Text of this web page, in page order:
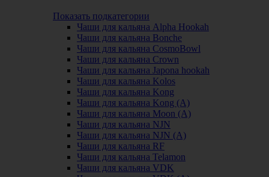
Показать подкатегории
Чаши для кальяна Alpha Hookah
Чаши для кальяна Bonche
Чаши для кальяна CosmoBowl
Чаши для кальяна Crown
Чаши для кальяна Japona hookah
Чаши для кальяна Kolos
Чаши для кальяна Kong
Чаши для кальяна Kong (A)
Чаши для кальяна Moon (А)
Чаши для кальяна NJN
Чаши для кальяна NJN (А)
Чаши для кальяна RF
Чаши для кальяна Telamon
Чаши для кальяна VDK